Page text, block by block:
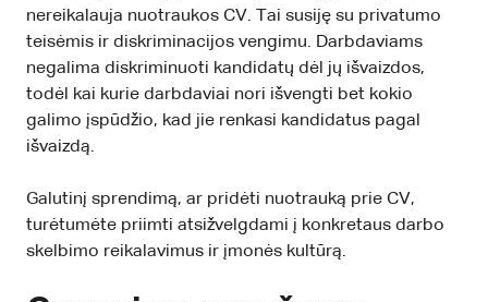
nereikalauja nuotraukos CV. Tai susiję su privatumo
teisėmis ir diskriminacijos vengimu. Darbdaviams
negalima diskriminuoti kandidatų dėl jų išvaizdos,
todėl kai kurie darbdaviai nori išvengti bet kokio
galimo įspūdžio, kad jie renkasi kandidatus pagal
išvaizdą.
Galutinį sprendimą, ar pridėti nuotrauką prie CV,
turėtumėte priimti atsižvelgdami į konkretaus darbo
skelbimo reikalavimus ir įmonės kultūrą.